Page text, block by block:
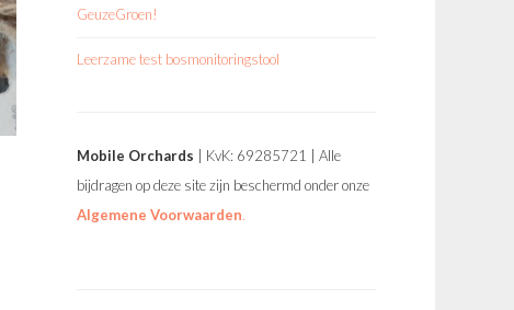
GeuzeGroen!
Leerzame test bosmonitoringstool
Mobile Orchards | KvK: 69285721 | Alle
bijdragen op deze site zijn beschermd onder onze
Algemene Voorwaarden.